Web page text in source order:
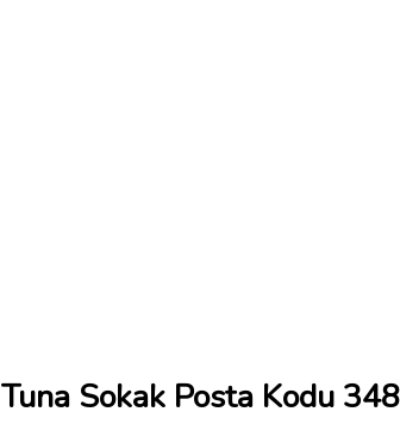
Tuna Sokak Posta Kodu